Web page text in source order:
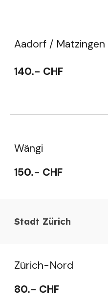
Aadorf /
140.- CHF
Wängi
150.- CHF
Stadt Zürich
Zürich-Nord
80.- CHF